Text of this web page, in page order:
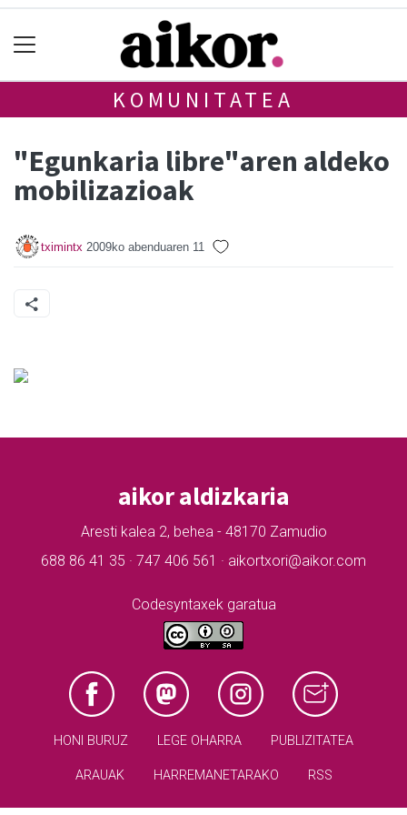
KOMUNITATEA
"Egunkaria libre"aren aldeko
mobilizazioak
tximintx 2009ko abenduaren 11
aikor aldizkaria
Aresti kalea 2, behea - 48170 Zamudio
688 86 41 35 · 747 406 561 · aikortxori@aikor.com
Codesyntaxek garatua
HONI BURUZ LEGE OHARRA PUBLIZITATEA
ARAUAK HARREMANETARAKO RSS